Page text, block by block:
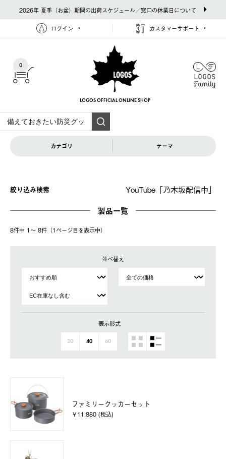
2026年 夏季（お盆）期間の出荷スケジュール／窓口の休業日について
ログイン カスタマーサポート
0
LOGOS OFFICIAL ONLINE SHOP
カテゴリ テーマ
絞り込み検索 YouTube「乃木坂配信中」
製品一覧
8件中 1〜 8件（1ページ⽬を表⽰中）
並べ替え
表示形式
20 40 60
ファミリークッカーセット
￥11,880 (税込)